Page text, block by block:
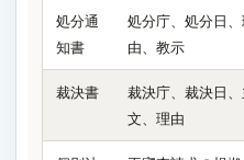
処分通
知書
処分庁、処分日
由、教示
裁決書
裁決庁、裁決日
文、理由